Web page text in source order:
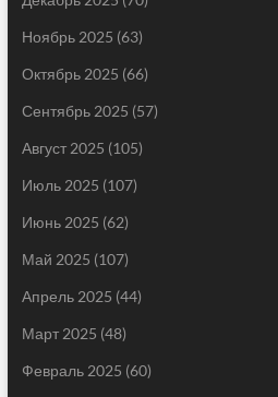
Ноябрь 2025 (63)
Октябрь 2025 (66)
Сентябрь 2025 (57)
Август 2025 (105)
Июль 2025 (107)
Июнь 2025 (62)
Май 2025 (107)
Апрель 2025 (44)
Март 2025 (48)
Февраль 2025 (60)